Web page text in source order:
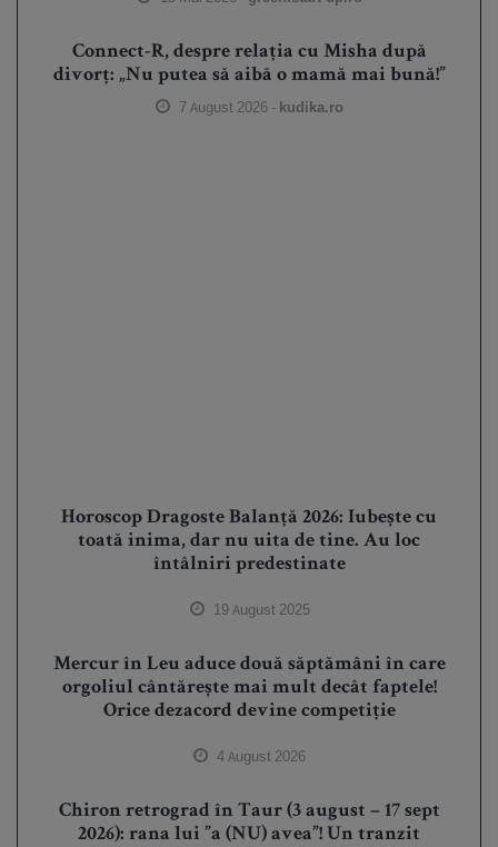
Connect-R, despre relația cu Misha după
divorț: „Nu putea să aibă o mamă mai bună!”
7 August 2026 - kudika.ro
Horoscop Dragoste Balanță 2026: Iubește cu
toată inima, dar nu uita de tine. Au loc
întâlniri predestinate
19 August 2025
Mercur în Leu aduce două săptămâni în care
orgoliul cântărește mai mult decât faptele!
Orice dezacord devine competiție
4 August 2026
Chiron retrograd în Taur (3 august – 17 sept
2026): rana lui ”a (NU) avea”! Un tranzit